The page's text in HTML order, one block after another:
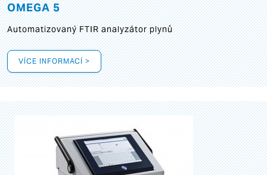
OMEGA 5
Automatizovaný FTIR analyzátor plynů
VÍCE INFORMACÍ >